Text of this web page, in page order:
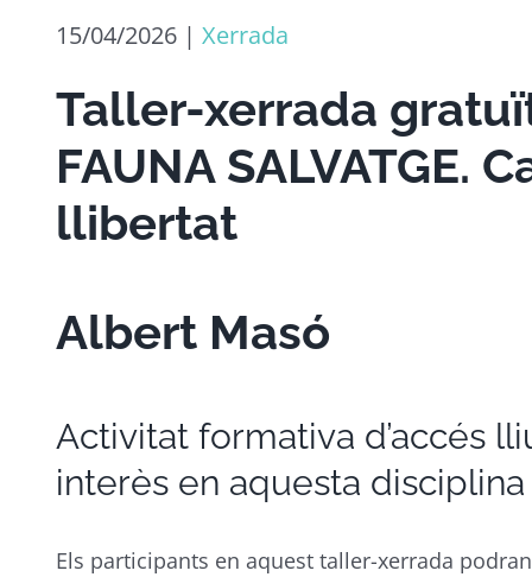
15/04/2026 | Xerrada
Taller-xerrada gratuït
FAUNA SALVATGE.
llibertat
Albert Masó
Activitat formativa d’accés
interès en aquesta
Els participants en aquest taller-xerrada